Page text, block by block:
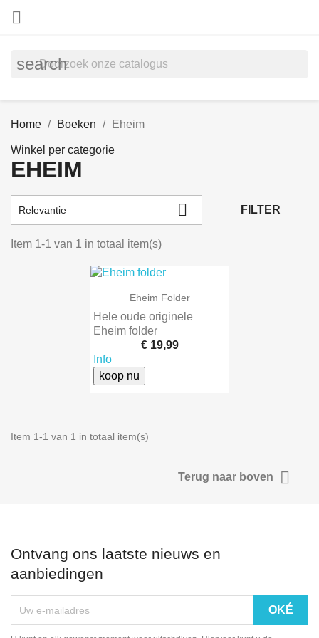

search
Home Boeken Eheim
Winkel per categorie
EHEIM
Relevantie  FILTER
Item 1-1 van 1 in totaal item(s)
Eheim Folder
Hele oude originele
Eheim folder
€ 19,99
Info
koop nu
Item 1-1 van 1 in totaal item(s)
Terug naar boven 
Ontvang ons laatste nieuws en
aanbiedingen